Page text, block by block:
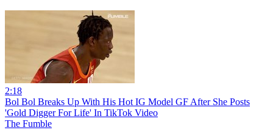
2:18
Bol Bol Breaks Up With His Hot IG Model GF After She Posts
'Gold Digger For Life' In TikTok Video
The Fumble